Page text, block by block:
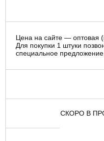
Цена на сайте — оптовая
Для покупки 1 штуки
специальное предложение
СКОРО В